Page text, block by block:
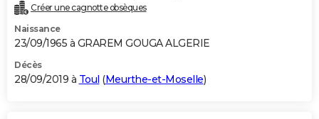
Créer une cagnotte obsèques
Naissance
23/09/1965 à GRAREM GOUGA ALGERIE
Décès
28/09/2019 à Toul (Meurthe-et-Moselle)